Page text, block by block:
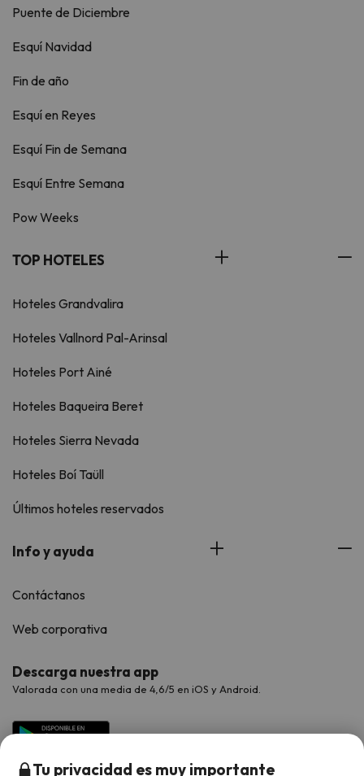
Puente de Diciembre
Esquí Navidad
Fin de año
Esquí en Reyes
Esquí Fin de Semana
Esquí Entre Semana
Pow Weeks
TOP HOTELES
Hoteles Grandvalira
Hoteles Vallnord Pal-Arinsal
Hoteles Port Ainé
Hoteles Baqueira Beret
Hoteles Sierra Nevada
Hoteles Boí Taüll
Últimos hoteles reservados
Info y ayuda
Contáctanos
Web corporativa
Descarga nuestra app
Valorada con una media de 4,6/5 en iOS y Android.
Tu privacidad es muy importante